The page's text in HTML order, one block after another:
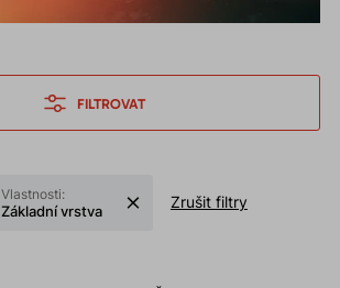
FILTROVAT
Vlastnosti:
Základní vrstva Zrušit filtry